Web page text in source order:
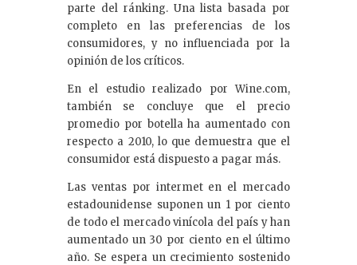
parte del ránking. Una lista basada por
completo en las preferencias de los
consumidores, y no influenciada por la
opinión de los críticos.
En el estudio realizado por Wine.com,
también se concluye que el precio
promedio por botella ha aumentado con
respecto a 2010, lo que demuestra que el
consumidor está dispuesto a pagar más.
Las ventas por intermet en el mercado
estadounidense suponen un 1 por ciento
de todo el mercado vinícola del país y han
aumentado un 30 por ciento en el último
año. Se espera un crecimiento sostenido